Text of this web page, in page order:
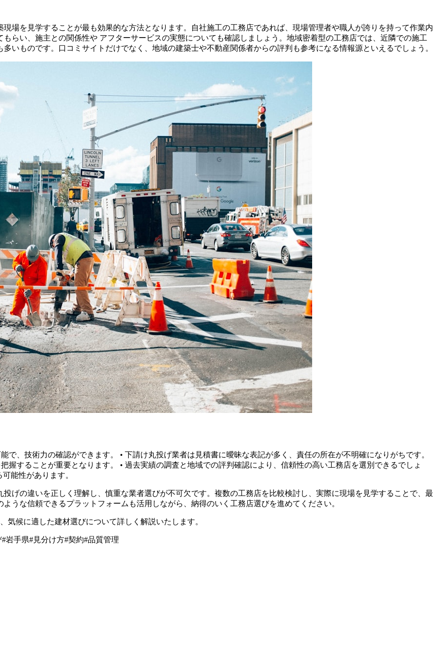
場を見学することが最も効果的な方法となります。自社施工の工務店であれば、現場管理者や職人が誇りを持って作業内
らい、施主との関係性や アフターサービスの実態についても確認しましょう。地域密着型の工務店では、近隣での施工
いものです。口コミサイトだけでなく、地域の建築士や不動産関係者からの評判も参考になる情報源といえるでしょう。
で、技術力の確認ができます。 • 下請け丸投げ業者は見積書に曖昧な表記が多く、責任の所在が不明確になりがちです。
握することが重要となります。 • 過去実績の調査と地域での評判確認により、信頼性の高い工務店を選別できるでしょ
能性があります。
げの違いを正しく理解し、慎重な業者選びが不可欠です。複数の工務店を比較検討し、実際に現場を見学することで、最
うな信頼できるプラットフォームも活用しながら、納得のいく工務店選びを進めてください。
候に適した建材選びについて詳しく解説いたします。
#岩手県#見分け方#契約#品質管理